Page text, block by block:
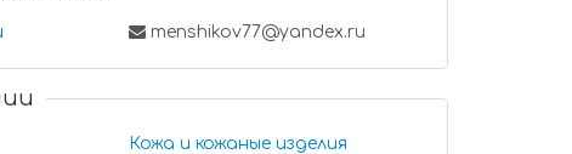
menshikov77@yandex.ru
Кожа и кожаные изделия